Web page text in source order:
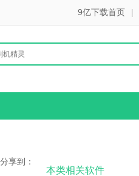
9亿下载首页 |
分享到：
本类相关软件